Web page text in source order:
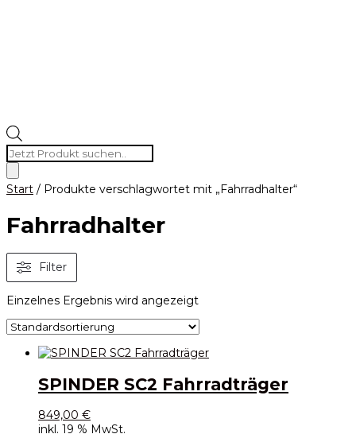
Products
search
Start / Produkte verschlagwortet mit „Fahrradhalter“
Fahrradhalter
Filter
Einzelnes Ergebnis wird angezeigt
SPINDER SC2 Fahrradträger
849,00 €
inkl. 19 % MwSt.